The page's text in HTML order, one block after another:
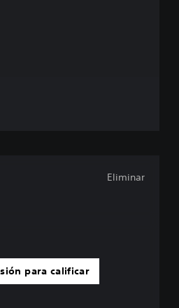
para calificar
Eliminar